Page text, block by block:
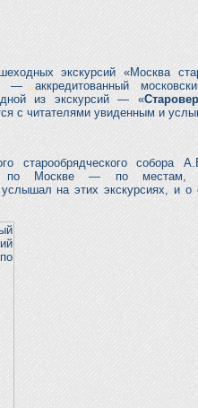
экскурсий «Москва
— аккредитованный
из экскурсий — «
с читателями увиденным и
старообрядческого собора
по Москве — по местам,
на этих экскурсиях, и